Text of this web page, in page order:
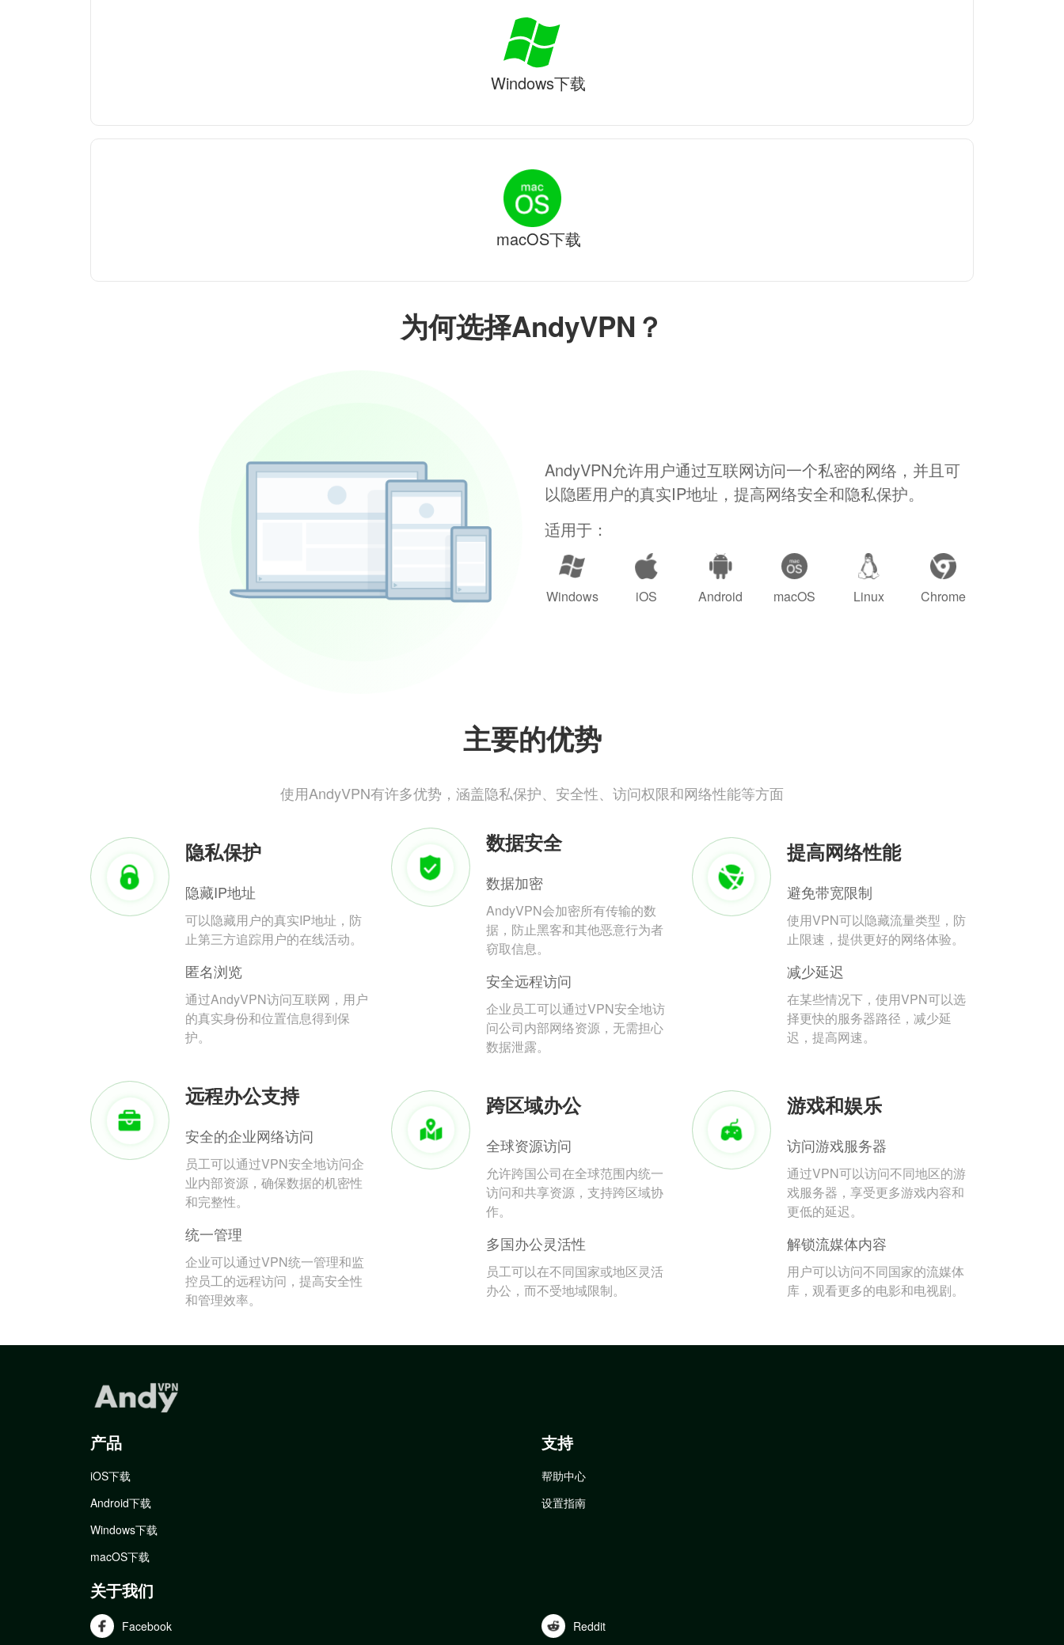
为何选择AndyVPN？
AndyVPN允许用户通过互联网访问一个私密的网络，并且可
以隐匿用户的真实IP地址，提高网络安全和隐私保护。
适用于：
Windows iOS Android macOS Linux Chrome
主要的优势
使用AndyVPN有许多优势，涵盖隐私保护、安全性、访问权限和网络性能等方面
隐私保护
隐藏IP地址
可以隐藏用户的真实IP地址，防
止第三方追踪用户的在线活动。
匿名浏览
通过AndyVPN访问互联网，用户
的真实身份和位置信息得到保
护。
数据安全
数据加密
AndyVPN会加密所有传输的数
据，防止黑客和其他恶意行为者
窃取信息。
安全远程访问
企业员工可以通过VPN安全地访
问公司内部网络资源，无需担心
数据泄露。
提高网络性能
避免带宽限制
使用VPN可以隐藏流量类型，防
止限速，提供更好的网络体验。
减少延迟
在某些情况下，使用VPN可以选
择更快的服务器路径，减少延
迟，提高网速。
远程办公支持
安全的企业网络访问
员工可以通过VPN安全地访问企
业内部资源，确保数据的机密性
和完整性。
统一管理
企业可以通过VPN统一管理和监
控员工的远程访问，提高安全性
和管理效率。
跨区域办公
全球资源访问
允许跨国公司在全球范围内统一
访问和共享资源，支持跨区域协
作。
多国办公灵活性
员工可以在不同国家或地区灵活
办公，而不受地域限制。
游戏和娱乐
访问游戏服务器
通过VPN可以访问不同地区的游
戏服务器，享受更多游戏内容和
更低的延迟。
解锁流媒体内容
用户可以访问不同国家的流媒体
库，观看更多的电影和电视剧。
Windows下载
macOS下载
产品
iOS下载
Android下载
Windows下载
macOS下载
支持
帮助中心
设置指南
关于我们
Facebook Reddit